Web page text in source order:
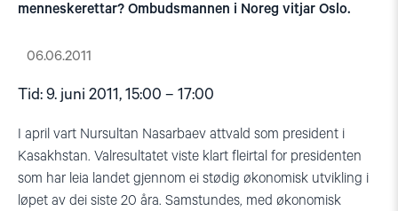
menneskerettar? Ombudsmannen i Noreg vitjar Oslo.
06.06.2011
Tid: 9. juni 2011, 15:00 – 17:00
I april vart Nursultan Nasarbaev attvald som president i
Kasakhstan. Valresultatet viste klart fleirtal for presidenten
som har leia landet gjennom ei stødig økonomisk utvikling i
løpet av dei siste 20 åra. Samstundes, med økonomisk